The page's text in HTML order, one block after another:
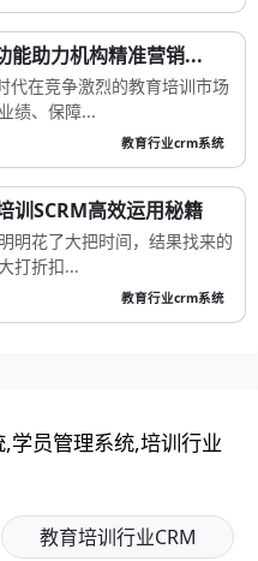
能助力机构精准营销...
代在竞争激烈的教育培训市场
绩、保障...
教育行业crm系统
训SCRM高效运用秘籍
明花了大把时间，结果找来的
打折扣...
教育行业crm系统
学员管理系统,培训行业
教育培训行业CRM